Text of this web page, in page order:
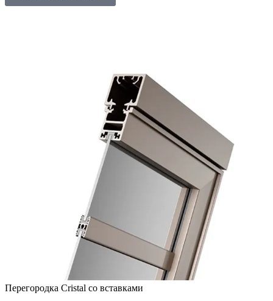
Перегородка Cristal со вставками